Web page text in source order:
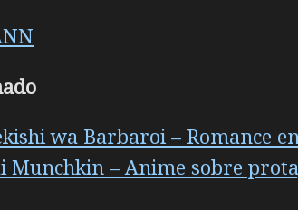
wa Barbaroi – Romance
Munchkin – Anime sobre